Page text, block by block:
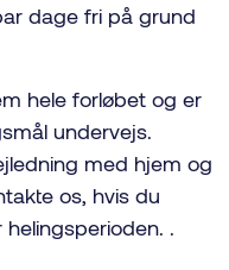
dage fri på grund
hele forløbet og er
undervejs.
med hjem og
os, hvis du
.